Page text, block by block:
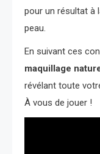
pour un résultat à
peau.
En suivant ces
maquillage
révélant toute
À vous de jouer !